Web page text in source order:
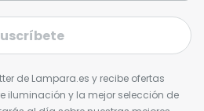
de Lampara.es y recibe ofertas
iluminación y la mejor selección de